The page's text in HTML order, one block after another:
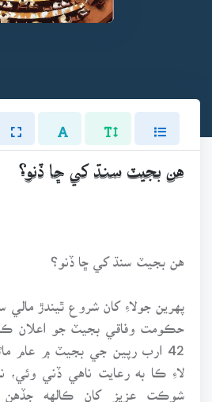
هن بجيٽ سنڌ کي ڇا ڏنو؟
هن بجيٽ سنڌ کي ڇا ڏنو؟
42 ارب رپين جي بجيٽ ۾ عام
لاءِ ڪا به رعايت ناهي ڏني وئي،
شوڪت عزيز کان ڪالهه